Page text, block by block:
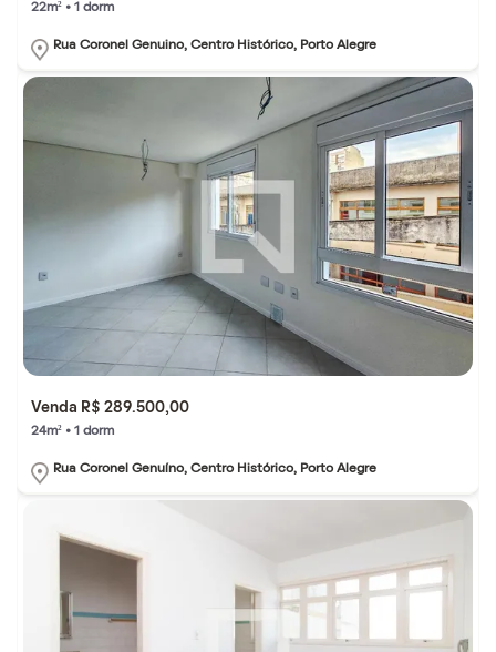
22m² • 1 dorm
Rua Coronel Genuino, Centro Histórico, Porto Alegre
Venda R$ 289.500,00
24m² • 1 dorm
Rua Coronel Genuíno, Centro Histórico, Porto Alegre